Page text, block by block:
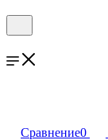
Сравнение0